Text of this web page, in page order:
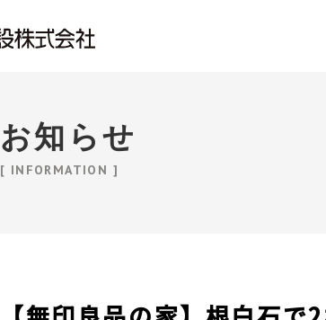
お知らせ
[ INFORMATION ]